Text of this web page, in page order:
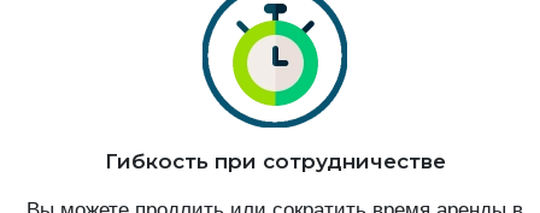
Гибкость при сотрудничестве